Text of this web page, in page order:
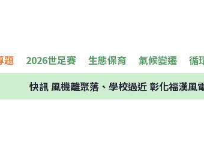
題 2026世足賽 生態保育 氣候變遷 循
快訊風機離聚落、學校過近 彰化福漢風